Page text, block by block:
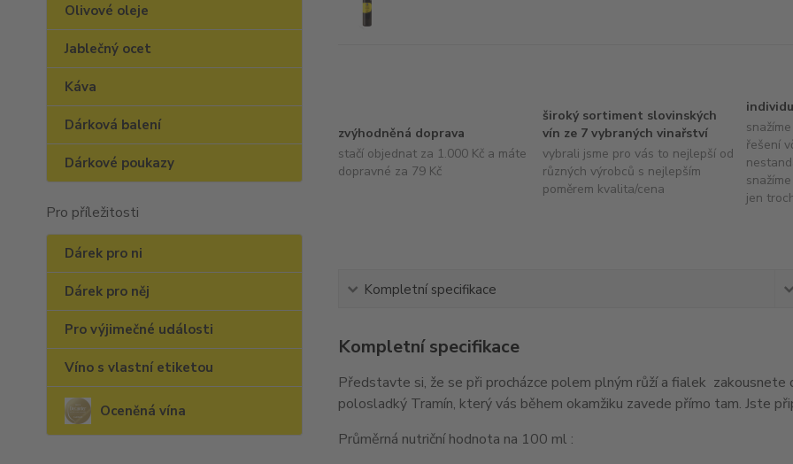
Olivové oleje
Jablečný ocet
Káva
Dárková balení
Dárkové poukazy
Pro příležitosti
Dárek pro ni
Dárek pro něj
Pro výjimečné události
Víno s vlastní etiketou
Oceněná vína
zvýhodněná doprava
stačí objednat za 1.000 Kč a máte
dopravné za 79 Kč
široký sortiment slovinských
vín ze 7 vybraných vinařství
vybrali jsme pro vás to nejlepší od
různých výrobců s nejlepším
poměrem kvalita/cena
řešení
jen
Kompletní specifikace
Kompletní specifikace
Představte si, že se při procházce polem plným růží a fialek
polosladký Tramín, který vás během okamžiku zavede přímo tam. Jste
Průměrná nutriční hodnota na 100 ml :